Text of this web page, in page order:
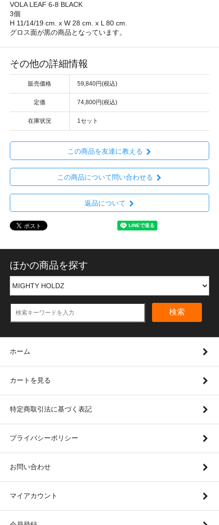
VOLA LEAF 6-8 BLACK
3個
H 11/14/19 cm. x W 28 cm. x L 80 cm.
グロス面が黒の商品となっています。
その他の詳細情報
販売価格 59,840円(税込)
定価 74,800円(税込)
在庫状況 1セット
この商品を友達に教える
この商品について問い合わせる
返品について
ほかの商品を探す
検索
ホーム
カートを見る
特定商取引法に基づく表記
プライバシーポリシー
お問い合わせ
マイアカウント